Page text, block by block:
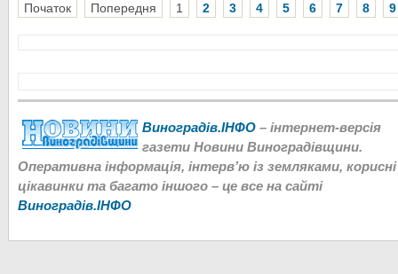
Початок Попередня 1 2 3 4 5 6 7 8 9
Виноградів.ІНФО – інтернет-версія
газети Новини Виноградівщини.
Оперативна інформація, інтерв’ю із земляками, корисні
цікавинки та багато іншого – це все на сайті
Виноградів.ІНФО